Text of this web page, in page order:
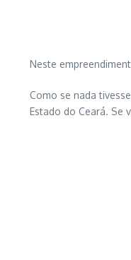
Neste
Como se nada
Estado do Ceará. Se